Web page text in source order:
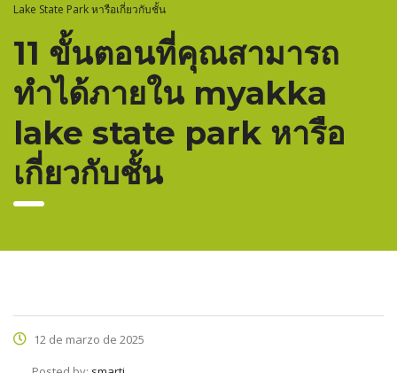
Lake State Park หารือเกี่ยวกับชั้น
11 ขั้นตอนที่คุณสามารถ
ทำได้ภายใน myakka
lake state park หารือ
เกี่ยวกับชั้น
12 de marzo de 2025